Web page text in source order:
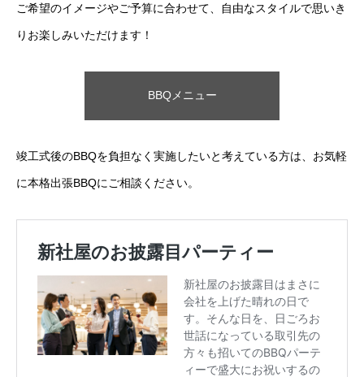
ご希望のイメージやご予算に合わせて、自由なスタイルで思いき
りお楽しみいただけます！
BBQメニュー
竣工式後のBBQを負担なく実施したいと考えている方は、お気軽
に本格出張BBQにご相談ください。